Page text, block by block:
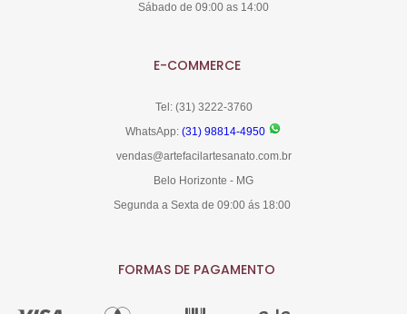
Sábado de 09:00 as 14:00
E-COMMERCE
Tel: (31) 3222-3760
WhatsApp: (31) 98814-4950
vendas@artefacilartesanato.com.br
Belo Horizonte - MG
Segunda a Sexta de 09:00 ás 18:00
FORMAS DE PAGAMENTO